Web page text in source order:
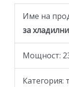
Име на
за
Мощност:
Категория: